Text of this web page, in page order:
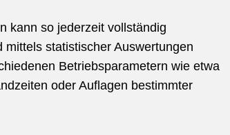
kann so jederzeit vollständig
mittels statistischer Auswertungen
Betriebsparametern wie etwa
oder Auflagen bestimmter